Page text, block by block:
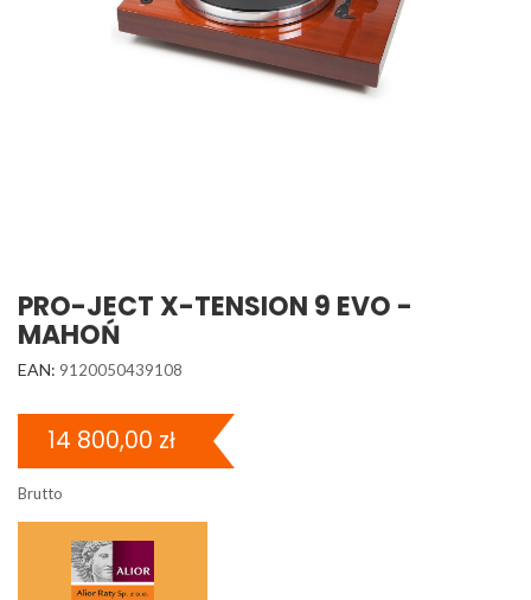
PRO-JECT X-TENSION 9 EVO -
MAHOŃ
EAN: 9120050439108
14 800,00 zł
Brutto